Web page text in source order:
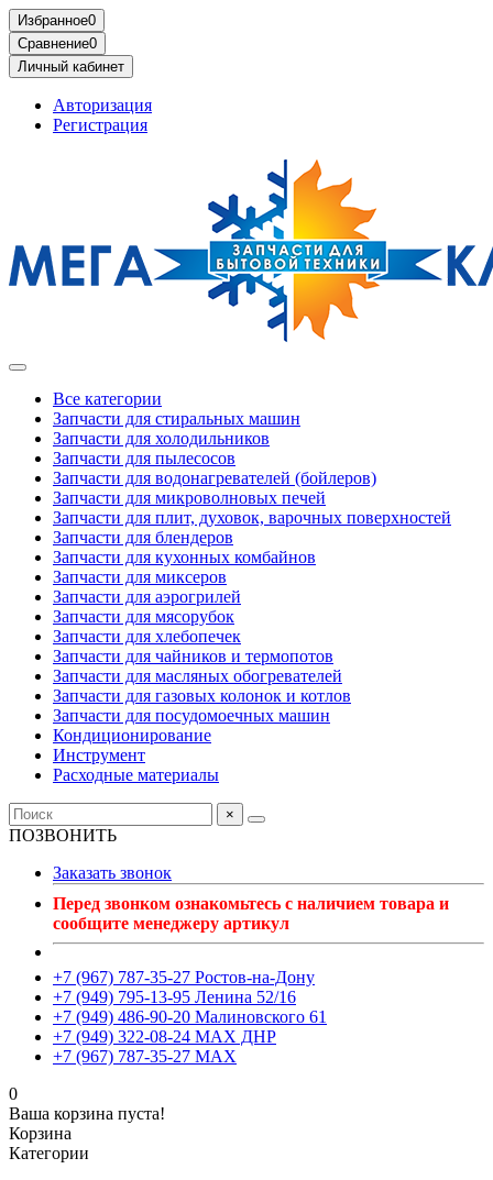
Избранное0
Сравнение0
Личный кабинет
Авторизация
Регистрация
Все категории
Запчасти для стиральных машин
Запчасти для холодильников
Запчасти для пылесосов
Запчасти для водонагревателей (бойлеров)
Запчасти для микроволновых печей
Запчасти для плит, духовок, варочных поверхностей
Запчасти для блендеров
Запчасти для кухонных комбайнов
Запчасти для миксеров
Запчасти для аэрогрилей
Запчасти для мясорубок
Запчасти для хлебопечек
Запчасти для чайников и термопотов
Запчасти для масляных обогревателей
Запчасти для газовых колонок и котлов
Запчасти для посудомоечных машин
Кондиционирование
Инструмент
Расходные материалы
×
ПОЗВОНИТЬ
Заказать звонок
Перед звонком ознакомьтесь с наличием товара и
сообщите менеджеру артикул
+7 (967) 787-35-27 Ростов-на-Дону
+7 (949) 795-13-95 Ленина 52/16
+7 (949) 486-90-20 Малиновского 61
+7 (949) 322-08-24 MAX ДНР
+7 (967) 787-35-27 MAX
0
Ваша корзина пуста!
Корзина
Категории